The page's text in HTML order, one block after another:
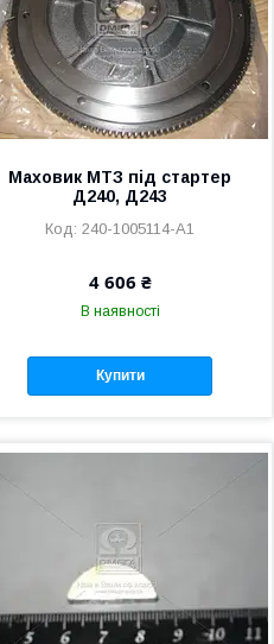
Маховик МТЗ під стартер
Д240, Д243
240-1005114-А1
4 606 ₴
В наявності
Купити